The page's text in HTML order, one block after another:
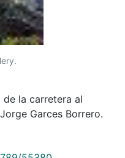
de la carretera al
Garces Borrero.